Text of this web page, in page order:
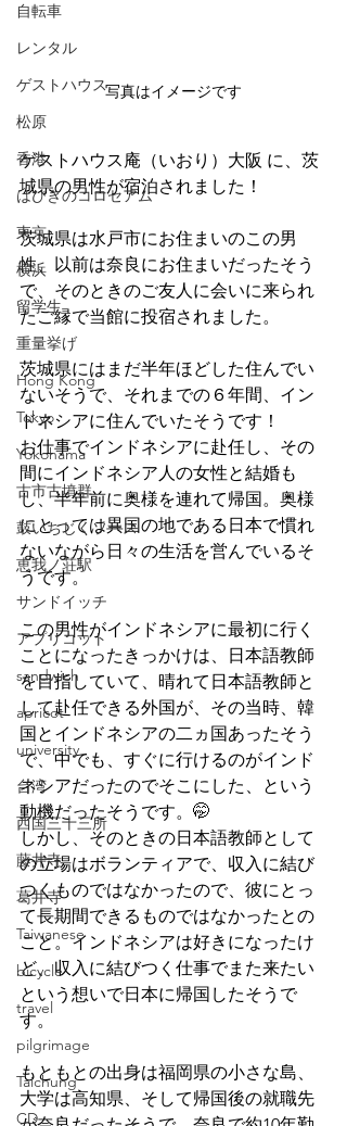
自転車
レンタル
ゲストハウス
松原
香港
はびきのコロセアム
東京
横浜
留学生
重量挙げ
Hong Kong
Tokyo
Yokohama
古市古墳群
鼓いちじくソース
恵我ノ荘駅
サンドイッチ
アプリコット
sandwich
apricot
university
台湾
西国三十三所
藤井寺
葛井寺
Taiwanese
bicycle
travel
pilgrimage
Taichung
CD
写真はイメージです
ゲストハウス庵（いおり）大阪 に、茨
城県の男性が宿泊されました！
茨城県は水戸市にお住まいのこの男
性、以前は奈良にお住まいだったそう
で、そのときのご友人に会いに来られ
たご縁で当館に投宿されました。
茨城県にはまだ半年ほどした住んでい
ないそうで、それまでの６年間、イン
ドネシアに住んでいたそうです！
お仕事でインドネシアに赴任し、その
間にインドネシア人の女性と結婚も
し、半年前に奥様を連れて帰国。奥様
にとっては異国の地である日本で慣れ
ないながら日々の生活を営んでいるそ
うです。
この男性がインドネシアに最初に行く
ことになったきっかけは、日本語教師
を目指していて、晴れて日本語教師と
して赴任できる外国が、その当時、韓
国とインドネシアの二ヵ国あったそう
で、中でも、すぐに行けるのがインド
ネシアだったのでそこにした、という
動機だったそうです。🤭
しかし、そのときの日本語教師として
の立場はボランティアで、収入に結び
つくものではなかったので、彼にとっ
て長期間できるものではなかったとの
こと。インドネシアは好きになったけ
ど、収入に結びつく仕事でまた来たい
という想いで日本に帰国したそうで
す。
もともとの出身は福岡県の小さな島、
大学は高知県、そして帰国後の就職先